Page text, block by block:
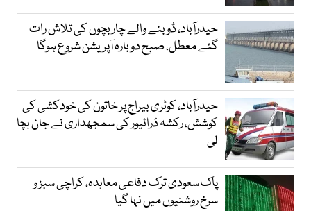
حیدرآباد، ڈوبنے والے چار بچوں کی تلاش رات
گئے معطل، صبح دوبارہ آپریشن شروع ہوگا
حیدرآباد، کوٹری بیراج پر خاتون کی خودکشی کی
کوشش، رکشہ ڈرائیور کی سمجھداری نے جان بچا
لی
پاک سعودی ترک دفاعی معاہدہ، کراچی سبز و
سرخ روشنیوں میں نہا گیا